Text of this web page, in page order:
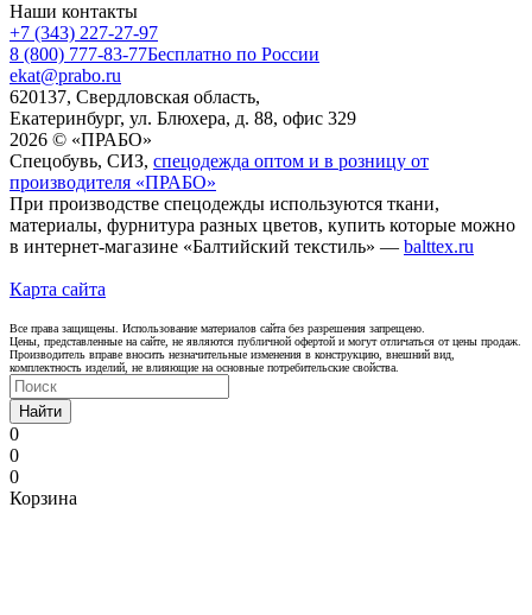
Наши контакты
+7 (343) 227-27-97
8 (800) 777-83-77Бесплатно по России
ekat@prabo.ru
620137, Свердловская область,
Екатеринбург, ул. Блюхера, д. 88, офис 329
2026 © «ПРАБО»
Спецобувь, СИЗ, спецодежда оптом и в розницу от
производителя «ПРАБО»
При производстве спецодежды используются ткани,
материалы, фурнитура разных цветов, купить которые можно
в интернет-магазине «Балтийский текстиль» — balttex.ru
Карта сайта
Все права защищены. Использование материалов сайта без разрешения запрещено.
Цены, представленные на сайте, не являются публичной офертой и могут отличаться от цены продаж.
Производитель вправе вносить незначительные изменения в конструкцию, внешний вид,
комплектность изделий, не влияющие на основные потребительские свойства.
Найти
0
0
0
Корзина